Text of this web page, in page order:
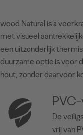
wood Natural is a
met visueel
een uitzonderlijk
duurzame optie is voor
hout, zonder daarvoor
De
vrij van